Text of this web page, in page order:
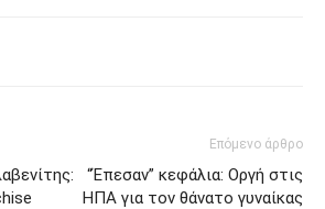
Επόμενο άρθρο
“Έπεσαν” κεφάλια: Οργή στις
ΗΠΑ για τον θάνατο γυναίκας